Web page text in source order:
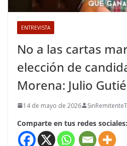
ENTREVISTA
No a las cartas
elección de
Morena: Julio
14 de mayo de 2026
Comparte en tus redes sociales: